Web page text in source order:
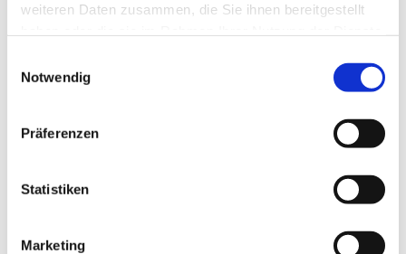
weiteren Daten zusammen, die Sie ihnen bereitgestellt
Notwendig
Präferenzen
Statistiken
Marketing
Dies könnte Sie auch